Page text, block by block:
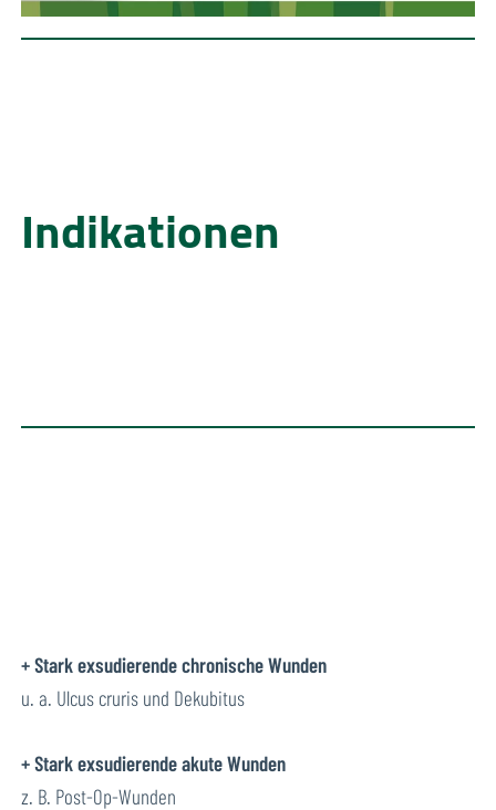
Indikationen
+ Stark exsudierende chronische Wunden
u. a. Ulcus cruris und Dekubitus
+ Stark exsudierende akute Wunden
z. B. Post-Op-Wunden